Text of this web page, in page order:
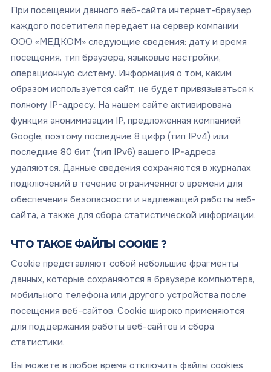
При посещении данного веб-сайта интернет-браузер
каждого посетителя передает на сервер компании
ООО «МЕДКОМ» следующие сведения: дату и время
посещения, тип браузера, языковые настройки,
операционную систему. Информация о том, каким
образом используется сайт, не будет привязываться к
полному IP-адресу. На нашем сайте активирована
функция анонимизации IP, предложенная компанией
Google, поэтому последние 8 цифр (тип IPv4) или
последние 80 бит (тип IPv6) вашего IP-адреса
удаляются. Данные сведения сохраняются в журналах
подключений в течение ограниченного времени для
обеспечения безопасности и надлежащей работы веб-
сайта, а также для сбора статистической информации.
ЧТО ТАКОЕ ФАЙЛЫ COOKIE ?
Cookie представляют собой небольшие фрагменты
данных, которые сохраняются в браузере компьютера,
мобильного телефона или другого устройства после
посещения веб-сайтов. Cookie широко применяются
для поддержания работы веб-сайтов и сбора
статистики.
Вы можете в любое время отключить файлы cookies